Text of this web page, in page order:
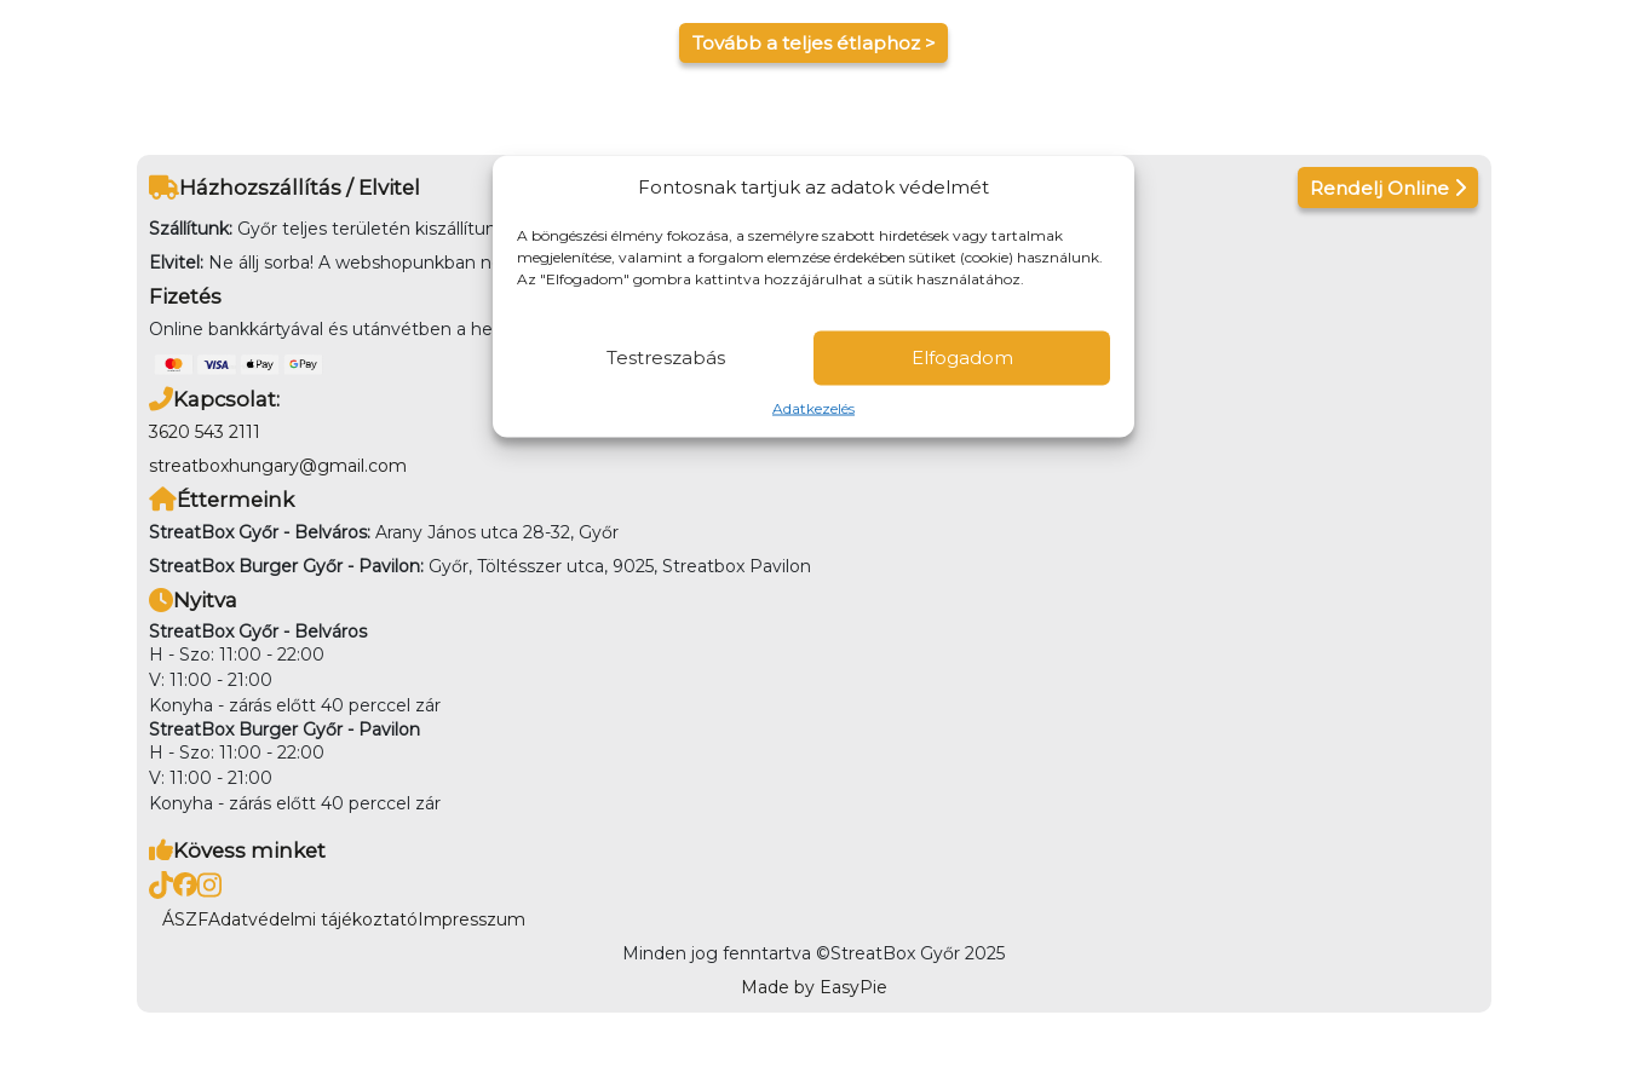
Fontosnak tartjuk az adatok védelmét
A böngészési élmény fokozása, a személyre szabott hirdetések vagy tartalmak
megjelenítése, valamint a forgalom elemzése érdekében sütiket (cookie) használunk.
Az "Elfogadom" gombra kattintva hozzájárulhat a sütik használatához.
Elfogadom
Testreszabás
Adatkezelés
Tovább a teljes étlaphoz >
Házhozszállítás / Elvitel Rendelj Online
Szállítunk: Győr teljes területén kiszállítunk, és maximum 10-km-es körzetbe
Elvitel: Ne állj sorba! A webshopunkban nem csak kiszállításra, de előre is rendelhetsz elvitelre!
Fizetés
Online bankkártyával és utánvétben a helyszínen is fizethetsz. Kiszállítás esetén nem lehet utánvéttel fizetni
Kapcsolat:
3620 543 2111
streatboxhungary@gmail.com
Éttermeink
StreatBox Győr - Belváros: Arany János utca 28-32, Győr
StreatBox Burger Győr - Pavilon: Győr, Töltésszer utca, 9025, Streatbox Pavilon
Nyitva
StreatBox Győr - Belváros
H - Szo: 11:00 - 22:00
V: 11:00 - 21:00
Konyha - zárás előtt 40 perccel zár
StreatBox Burger Győr - Pavilon
H - Szo: 11:00 - 22:00
V: 11:00 - 21:00
Konyha - zárás előtt 40 perccel zár
Kövess minket
ÁSZFAdatvédelmi tájékoztatóImpresszum
Minden jog fenntartva ©StreatBox Győr 2025
Made by EasyPie